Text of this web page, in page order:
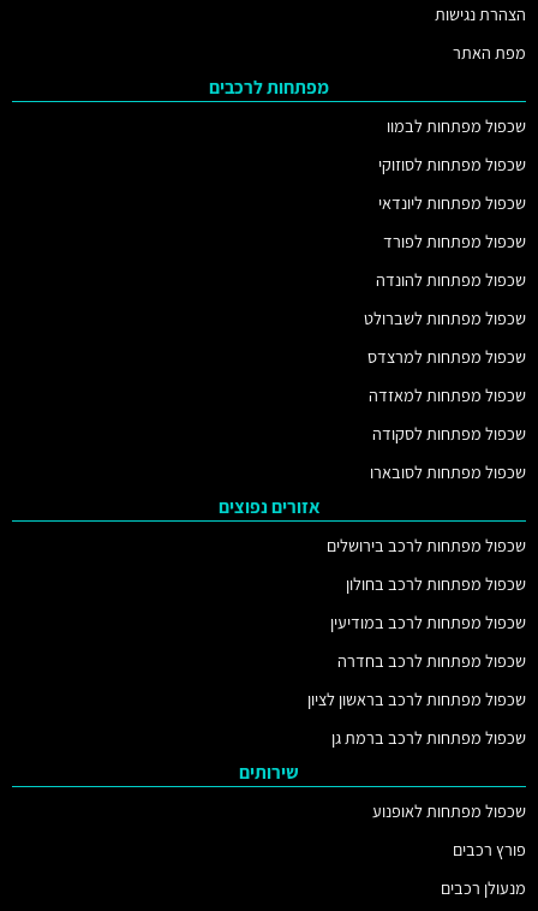
הצהרת נגישות
מפת האתר
מפתחות לרכבים
שכפול מפתחות לבמוו
שכפול מפתחות לסוזוקי
שכפול מפתחות ליונדאי
שכפול מפתחות לפורד
שכפול מפתחות להונדה
שכפול מפתחות לשברולט
שכפול מפתחות למרצדס
שכפול מפתחות למאזדה
שכפול מפתחות לסקודה
שכפול מפתחות לסובארו
אזורים נפוצים
שכפול מפתחות לרכב בירושלים
שכפול מפתחות לרכב בחולון
שכפול מפתחות לרכב במודיעין
שכפול מפתחות לרכב בחדרה
שכפול מפתחות לרכב בראשון לציון
שכפול מפתחות לרכב ברמת גן
שירותים
שכפול מפתחות לאופנוע
פורץ רכבים
מנעולן רכבים